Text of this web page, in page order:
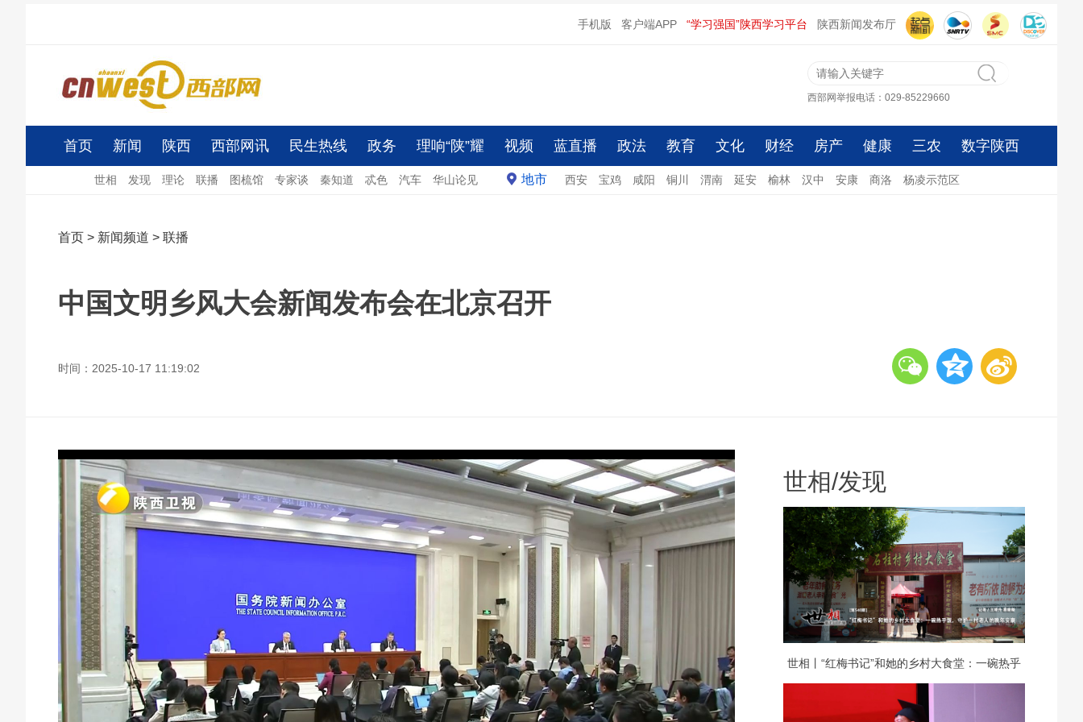
手机版 客户端APP “学习强国”陕西学习平台 陕西新闻发布厅
西部网举报电话：029-85229660
首页 新闻 陕西 西部网讯 民生热线 政务 理响“陕”耀 视频 蓝直播 政法 教育 文化 财经 房产 健康 三农 数字陕西
世相 发现 理论 联播 图梳馆 专家谈 秦知道 忒色 汽车 华山论见 地市 西安 宝鸡 咸阳 铜川 渭南 延安 榆林 汉中 安康 商洛 杨凌示范区
首页 > 新闻频道 > 联播
中国文明乡风大会新闻发布会在北京召开
时间：2025-10-17 11:19:02
世相/发现
世相丨“红梅书记”和她的乡村大食堂：一碗热乎
饭，守护一村老人的晚年安康